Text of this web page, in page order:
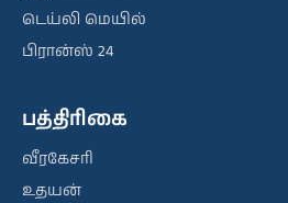
டெய்லி மெயில்
பிரான்ஸ் 24
பத்திரிகை
வீரகேசரி
உதயன்